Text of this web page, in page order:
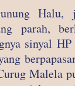
Halu,
parah,
sinyal
Malela